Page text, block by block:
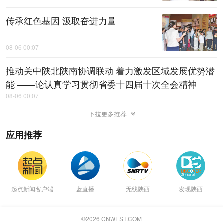
传承红色基因 汲取奋进力量
08-06 00:07
推动关中陕北陕南协调联动 着力激发区域发展优势潜
能 ——论认真学习贯彻省委十四届十次全会精神
08-06 00:07
下拉更多推荐
应用推荐
起点新闻客户端 蓝直播 无线陕西 发现陕西
©2026 CNWEST.COM